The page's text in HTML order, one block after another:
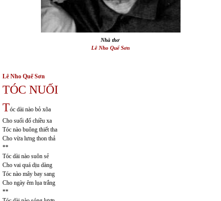
Nhà thơ
Lê Nho Quế Sơn
Lê Nho Quế Sơn
TÓC NUỐI
Tóc dài nào bỏ xõa
Cho suối đổ chiều xa
Tóc nào buông thiết tha
Cho vừa lưng thon thả
**
Tóc dài nào suôn sẻ
Cho vai quá dịu dàng
Tóc nào mây bay sang
Cho ngày êm lụa trắng
**